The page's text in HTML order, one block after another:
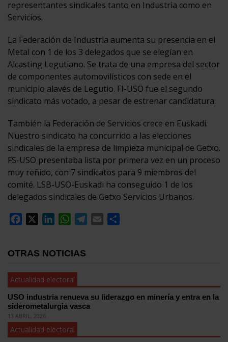
representantes sindicales tanto en Industria como en
Servicios.
La Federación de Industria aumenta su presencia en el
Metal con 1 de los 3 delegados que se elegían en
Alcasting Legutiano. Se trata de una empresa del sector
de componentes automovilísticos con sede en el
municipio alavés de Legutio. FI-USO fue el segundo
sindicato más votado, a pesar de estrenar candidatura.
También la Federación de Servicios crece en Euskadi.
Nuestro sindicato ha concurrido a las elecciones
sindicales de la empresa de limpieza municipal de Getxo.
FS-USO presentaba lista por primera vez en un proceso
muy reñido, con 7 sindicatos para 9 miembros del
comité. LSB-USO-Euskadi ha conseguido 1 de los
delegados sindicales de Getxo Servicios Urbanos.
Facebook
LinkedInWhatsApp
Telegram
Email
OTRAS NOTICIAS
Actualidad electoral
USO industria renueva su liderazgo en minería y entra en la
siderometalurgia vasca
13 ABRIL, 2026
Actualidad electoral